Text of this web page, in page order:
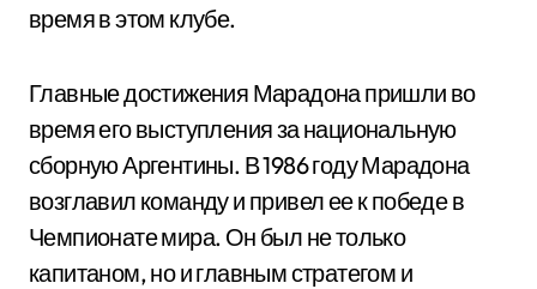
время в этом клубе.
Главные достижения Марадона пришли во
время его выступления за национальную
сборную Аргентины. В 1986 году Марадона
возглавил команду и привел ее к победе в
Чемпионате мира. Он был не только
капитаном, но и главным стратегом и